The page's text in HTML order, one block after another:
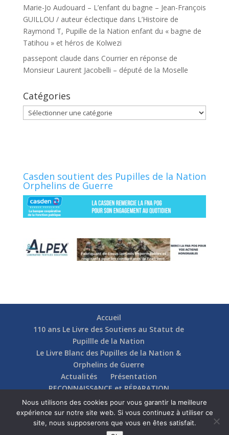
Marie-Jo Audouard – L’enfant du bagne – Jean-François
GUILLOU / auteur éclectique dans L’Histoire de
Raymond T, Pupille de la Nation enfant du « bagne de
Tatihou » et héros de Kolwezi
passepont claude dans Courrier en réponse de
Monsieur Laurent Jacobelli – député de la Moselle
Catégories
Catégories
Casden soutient des Pupilles de la Nation
Orphelins de Guerre
Accueil
110 ans Le Livre des Soutiens au Statut de
Pupillle de la Nation
Le Livre Blanc des Pupilles de la Nation &
Orphelins de Guerre
Actualités
Présentation
RECONNAISSANCE et RÉPARATION
Nos soutiens
Fédérations
Actions
Communication
Contact
Nous utilisons des cookies pour vous garantir la meilleure
expérience sur notre site web. Si vous continuez à utiliser ce
site, nous supposerons que vous en êtes satisfait.